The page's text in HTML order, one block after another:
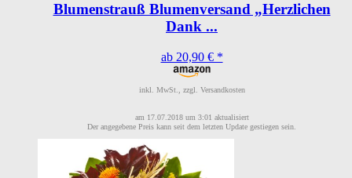
Blumenstrauß Blumenversand „Herzlichen
Dank ...
ab 20,90 € *
inkl. MwSt., zzgl. Versandkosten
am 17.07.2018 um 3:01 aktualisiert
Der angegebene Preis kann seit dem letzten Update gestiegen sein.